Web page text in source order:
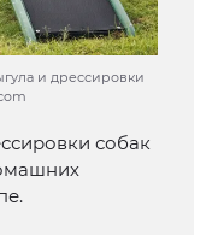
и дрессировки
собак